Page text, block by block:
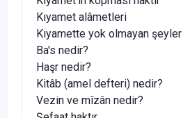
Kıyamet alâmetleri
Kıyamette yok olmayan şeyler
Ba's nedir?
Haşr nedir?
Kitâb (amel defteri) nedir?
Vezin ve mîzân nedir?